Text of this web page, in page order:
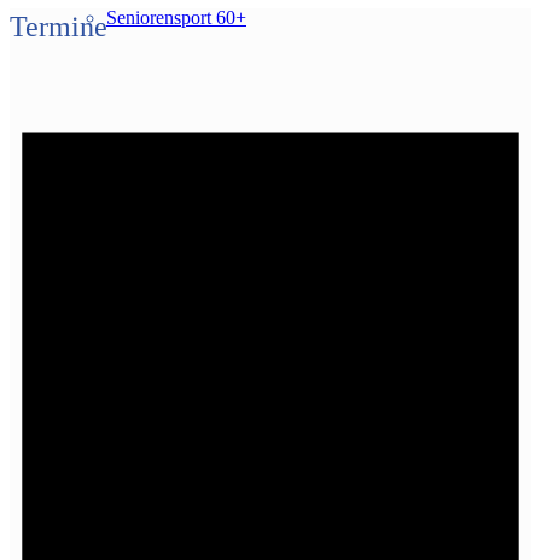
Seniorensport 60+
Termine